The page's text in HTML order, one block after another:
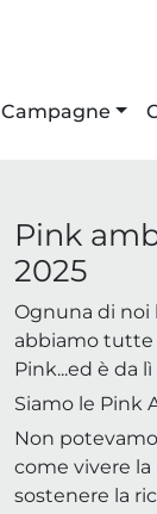
Campagne
Pink
2025
Ognuna di noi
abbiamo tutte
Pink...ed è da
Siamo le Pink
Non
come vivere
sostenere la